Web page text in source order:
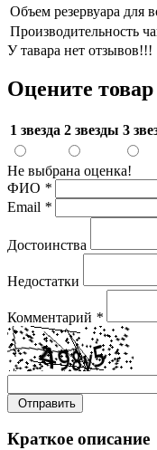
Объем резервуара для
Производительность
У тавара нет отзывов!!!
Оцените товар
1 звезда 2 звезды 3
Не выбрана оценка!
ФИО *
Email *
Достоинства
Недостатки
Комментарий *
Отправить
Краткое описание